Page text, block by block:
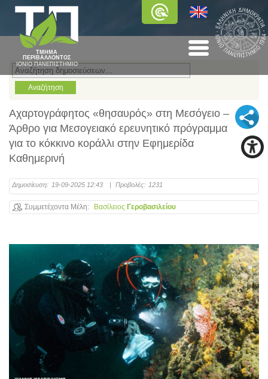
ΤΜΗΜΑ
ΠΕΡΙΒΑΛΛΟΝΤΟΣ
ΙΟΝΙΟ ΠΑΝΕΠΙΣΤΗΜΙΟ
Αχαρτογράφητος «θησαυρός» στη Μεσόγειο –
Άρθρο για Μεσογειακό ερευνητικό πρόγραμμα
για το κόκκινο κοράλλι στην Εφημερίδα
Καθημερινή
Δημοσίευση: 19-09-2025 12:43 | Προβολές: 1231
Συμμετέχοντα Μέλη Βασίλειος Γεροβασιλείου